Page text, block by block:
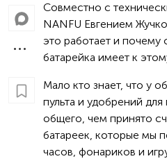
Совместно с
NANFU Евгением
это работает и почему
батарейка имеет к
Мало кто знает, что у
пульта и удобрений
общего, чем принято
батареек, которые мы
часов, фонариков и